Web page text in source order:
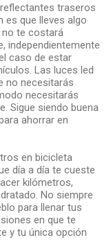
traseros
es que lleves algo
no te costará
independientemente
caso de estar
Las luces led
no necesitarás
necesitarás
Sigue siendo buena
ahorrar en
en bicicleta
día a día te cueste
kilómetros,
No siempre
para llenar tus
en que te
y tu única opción